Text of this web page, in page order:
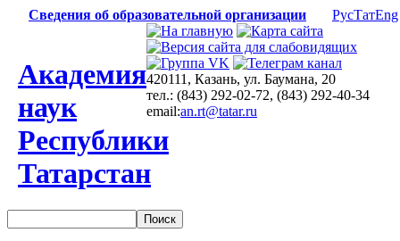
Сведения об образовательной организации РусТатEng
Академия
наук
Республики
Татарстан
420111, Казань, ул. Баумана, 20
тел.: (843) 292-02-72, (843) 292-40-34
email:an.rt@tatar.ru